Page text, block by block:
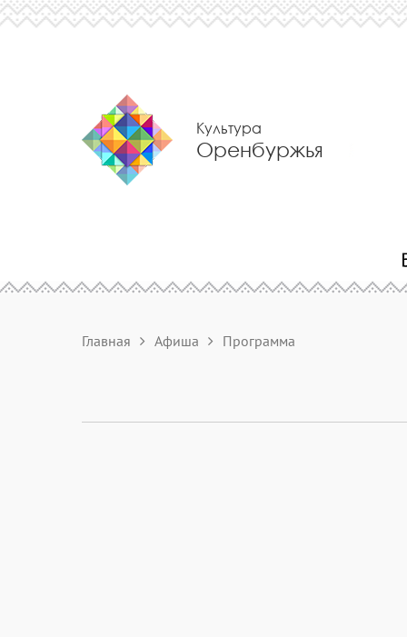
Культура
Оренбуржья
Главная Афиша Программа